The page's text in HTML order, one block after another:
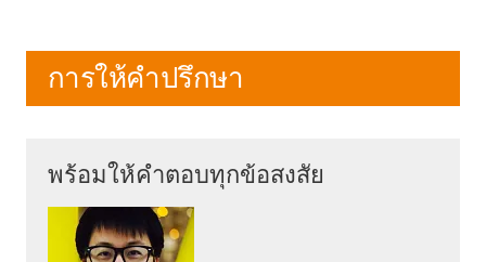
การให้คำปรึกษา
พร้อมให้คำตอบทุกข้อสงสัย